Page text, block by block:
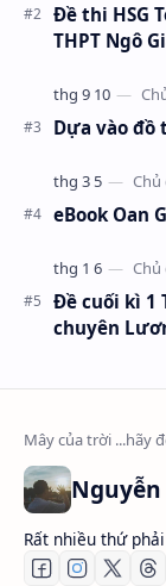
Đề thi HSG
THPT Ngô
Dựa vào đồ
eBook Oan
Đề cuối kì 1
chuyên
Rất nhiều thứ